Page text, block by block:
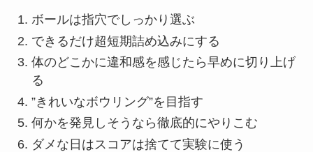
ボールは指穴でしっかり選ぶ
できるだけ超短期詰め込みにする
体のどこかに違和感を感じたら早めに切り上げ
る
”きれいなボウリング”を目指す
何かを発見しそうなら徹底的にやりこむ
ダメな日はスコアは捨てて実験に使う